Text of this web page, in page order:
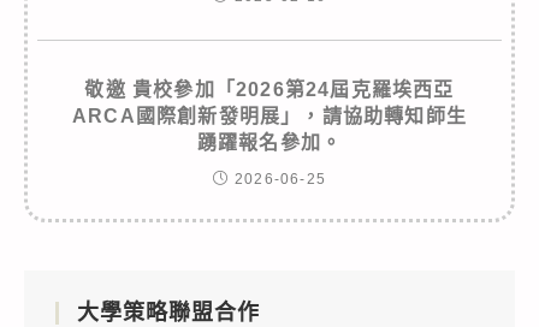
敬邀 貴校參加「2026第24屆克羅埃西亞
ARCA國際創新發明展」，請協助轉知師生
踴躍報名參加。
2026-06-25
大學策略聯盟合作